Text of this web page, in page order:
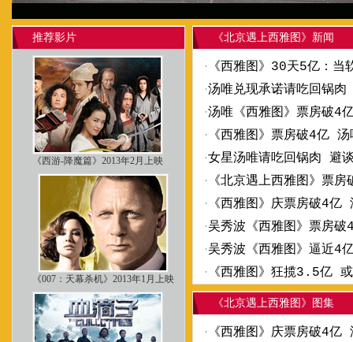
推荐影片
《西游-降魔篇》2013年2月上映
《007：天幕杀机》2013年1月上映
《北京遇上西雅图》新闻
· 《西雅图》30天5亿：
·汤唯兑现承诺请吃回锅
·汤唯《西雅图》票房破4
· 《西雅图》票房破4亿
·女星汤唯请吃回锅肉 避
· 《北京遇上西雅图》票
· 《西雅图》庆票房破4亿
·吴秀波《西雅图》票房
·吴秀波《西雅图》逼近4
· 《西雅图》狂揽3.5亿
《北京遇上西雅图》图集
· 《西雅图》庆票房破4亿